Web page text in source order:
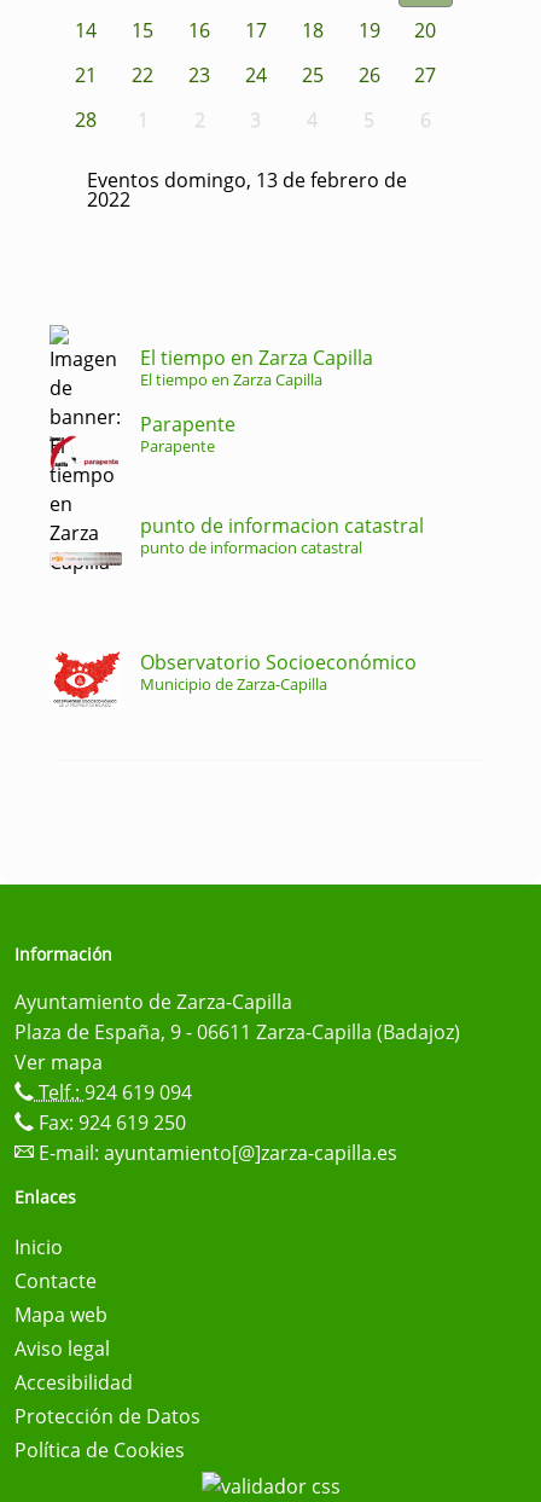
14
15 16 17 18 19
20
21
22 23 24 25 26
27
28
1 2 3 4 5 6
Eventos domingo, 13 de febrero de
2022
El tiempo en Zarza Capilla
El tiempo en Zarza Capilla
Parapente
Parapente
punto de informacion catastral
punto de informacion catastral
Observatorio Socioeconómico
Municipio de Zarza-Capilla
Información
Ayuntamiento de Zarza-Capilla
Plaza de España, 9 - 06611 Zarza-Capilla (Badajoz)
Ver mapa
Telf.: 924 619 094
Fax: 924 619 250
E-mail: ayuntamiento[@]zarza-capilla.es
Enlaces
Inicio
Contacte
Mapa web
Aviso legal
Accesibilidad
Protección de Datos
Política de Cookies